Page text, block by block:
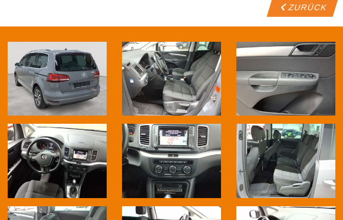
ZURÜCK